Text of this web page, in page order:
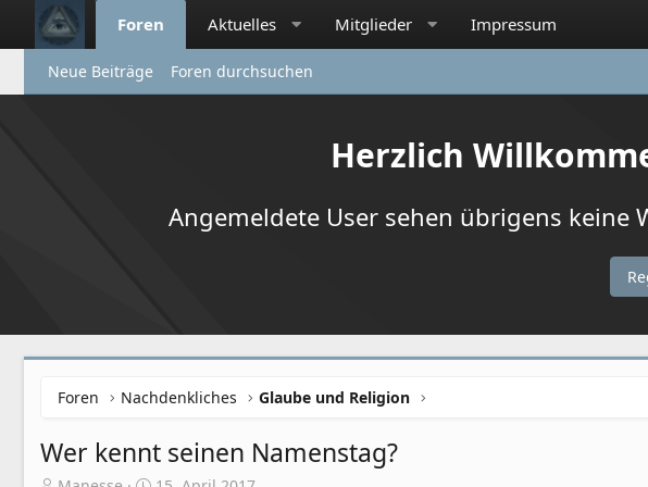
Foren Aktuelles Mitglieder Impressum
Neue Beiträge Foren durchsuchen
Herzlich
Angemeldete User sehen übrigens
Foren Nachdenkliches Glaube und Religion
Wer kennt seinen Namenstag?